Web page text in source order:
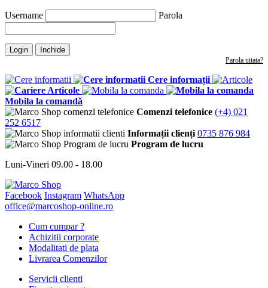
Username Parola
Login Inchide
Parola uitata?
Cere informații
Articole
Mobila la comandă
Comenzi telefonice (+4) 021
252 6517
Informații clienți 0735 876 984
Program de lucru
Luni-Vineri 09.00 - 18.00
Facebook Instagram WhatsApp
office@marcoshop-online.ro
Cum cumpar ?
Achizitii corporate
Modalitati de plata
Livrarea Comenzilor
Servicii clienti